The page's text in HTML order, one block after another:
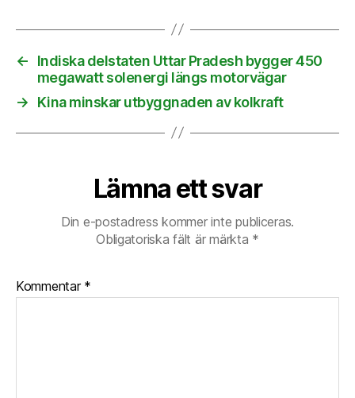
←
Indiska delstaten Uttar Pradesh bygger 450
megawatt solenergi längs motorvägar
→
Kina minskar utbyggnaden av kolkraft
Lämna ett svar
Din e-postadress kommer inte publiceras.
Obligatoriska fält är märkta *
Kommentar *